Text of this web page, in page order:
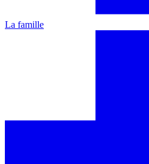
La famille